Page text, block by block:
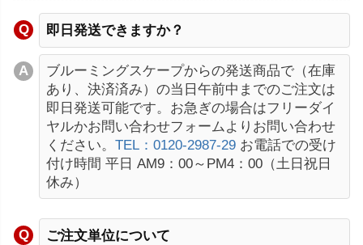
即日発送できますか？
ブルーミングスケープからの発送商品で（在庫
あり、決済済み）の当日午前中までのご注文は
即日発送可能です。お急ぎの場合はフリーダイ
ヤルかお問い合わせフォームよりお問い合わせ
ください。 TEL：0120-2987-29 お電話での受け
付け時間 平日 AM9：00～PM4：00（土日祝日
休み）
ご注文単位について